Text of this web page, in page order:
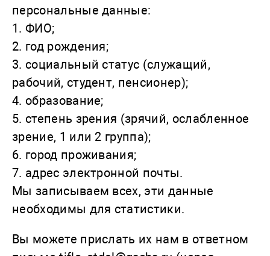
персональные данные:
1. ФИО;
2. год рождения;
3. социальный статус (служащий,
рабочий, студент, пенсионер);
4. образование;
5. степень зрения (зрячий, ослабленное
зрение, 1 или 2 группа);
6. город проживания;
7. адрес электронной почты.
Мы записываем всех, эти данные
необходимы для статистики.
Вы можете прислать их нам в ответном